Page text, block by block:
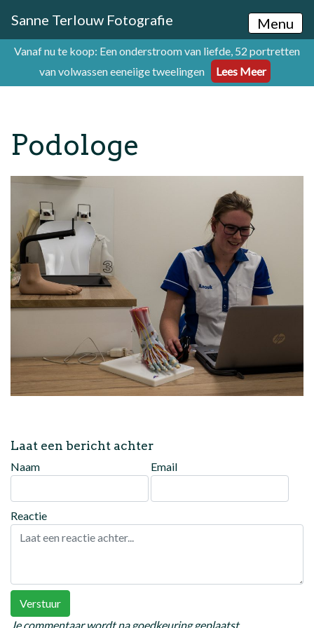
Sanne Terlouw Fotografie Menu
Vanaf nu te koop: Een onderstroom van liefde, 52 portretten
van volwassen eeneiige tweelingen
Lees Meer
Podologe
Laat een bericht achter
Naam Email
Reactie
Verstuur
Je commentaar wordt na goedkeuring geplaatst.